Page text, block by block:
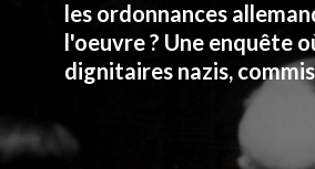
les ordonnances
l'oeuvre ? Une enquête
dignitaires nazis,